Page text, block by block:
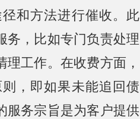
和方法进行催收。此
务，比如专门负责处理
工作。在收费方面，
，即如果未能追回债
服务宗旨是为客户提供